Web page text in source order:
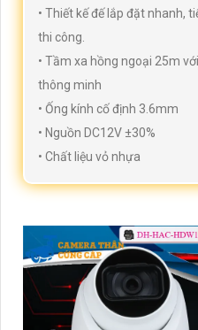
• Thiết kế đế lắp đặt nhanh,
thi công.
• Tầm xa hồng ngoại 25m
thông minh
• Ống kính cố định 3.6mm
• Nguồn DC12V ±30%
• Chất liệu vỏ nhựa